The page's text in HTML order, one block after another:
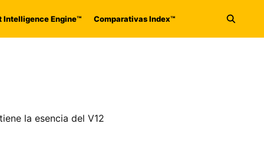
Intelligence Engine™ Comparativas Index™
Abrir
la esencia del V12